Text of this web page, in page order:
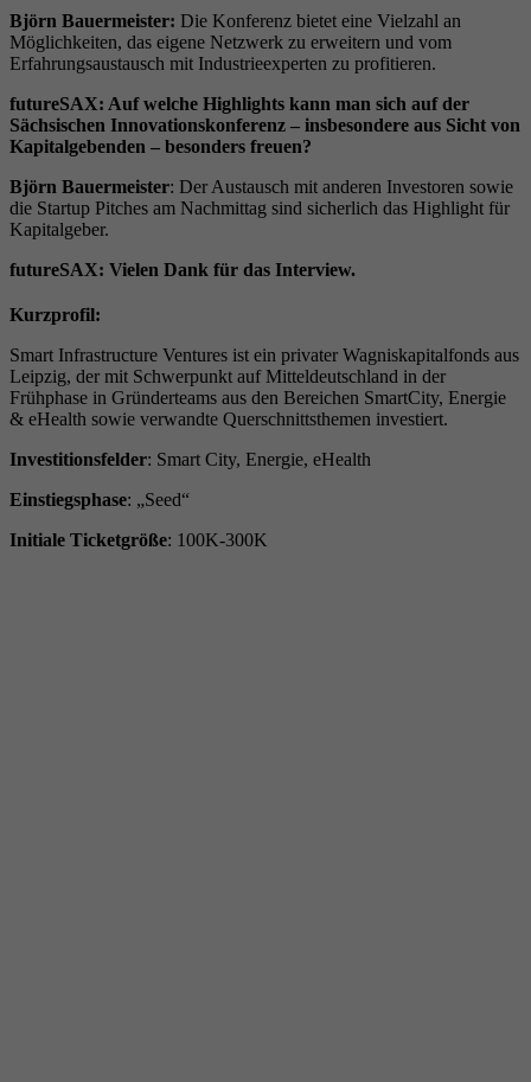
Björn Bauermeister: Die Konferenz bietet eine Vielzahl an
Möglichkeiten, das eigene Netzwerk zu erweitern und vom
Erfahrungsaustausch mit Industrieexperten zu profitieren.
futureSAX: Auf welche Highlights kann man sich auf der
Sächsischen Innovationskonferenz – insbesondere aus Sicht von
Kapitalgebenden – besonders freuen?
Björn Bauermeister: Der Austausch mit anderen Investoren sowie
die Startup Pitches am Nachmittag sind sicherlich das Highlight für
Kapitalgeber.
futureSAX: Vielen Dank für das Interview.
Kurzprofil:
Smart Infrastructure Ventures ist ein privater Wagniskapitalfonds aus
Leipzig, der mit Schwerpunkt auf Mitteldeutschland in der
Frühphase in Gründerteams aus den Bereichen SmartCity, Energie
& eHealth sowie verwandte Querschnittsthemen investiert.
Investitionsfelder: Smart City, Energie, eHealth
Einstiegsphase: „Seed“
Initiale Ticketgröße: 100K-300K